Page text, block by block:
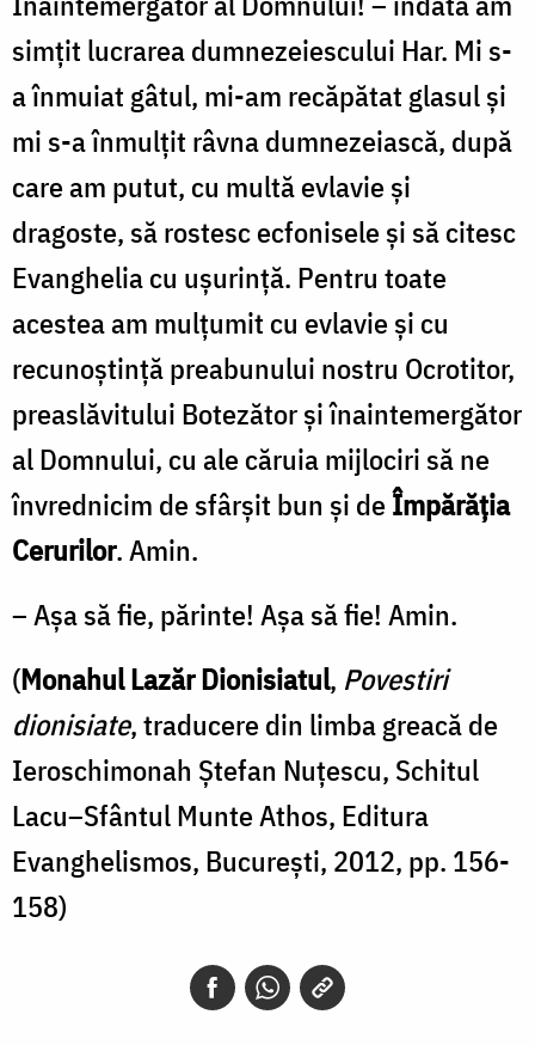
simţit lucrarea dumnezeiescului Har. Mi s-
a înmuiat gâtul, mi-am recăpătat glasul şi
mi s-a înmulţit râvna dumnezeiască, după
care am putut, cu multă evlavie şi
dragoste, să rostesc ecfonisele şi să citesc
Evanghelia cu uşurinţă. Pentru toate
acestea am mulţumit cu evlavie şi cu
recunoştinţă preabunului nostru Ocrotitor,
preaslăvitului Botezător şi înaintemergător
al Domnului, cu ale căruia mijlociri să ne
învrednicim de sfârşit bun şi deÎmpărăţia
Cerurilor. Amin.
– Aşa să fie, părinte! Aşa să fie! Amin.
(Monahul Lazăr Dionisiatul, Povestiri
dionisiate, traducere din limba greacă de
Ieroschimonah Ştefan Nuţescu, Schitul
Lacu–Sfântul Munte Athos, Editura
Evanghelismos, Bucureşti, 2012, pp. 156-
158)